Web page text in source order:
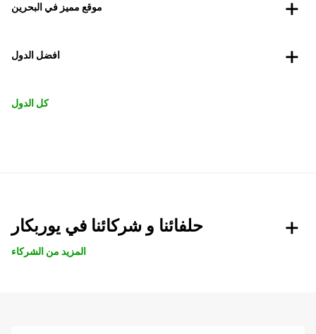
موقع مميز في البحرين
افضل الدول
كل الدول
حلفائنا و شركائنا في يوربكار
المزيد من الشركاء